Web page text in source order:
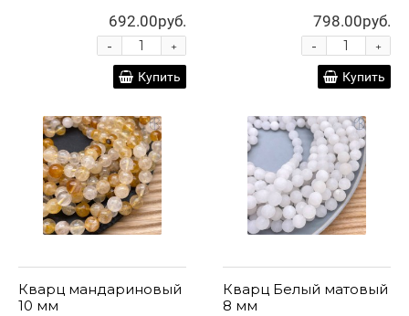
692.00руб.
+
-
Купить
798.00руб.
+
-
Купить
Кварц мандариновый
10 мм
Кварц Белый матовый
8 мм